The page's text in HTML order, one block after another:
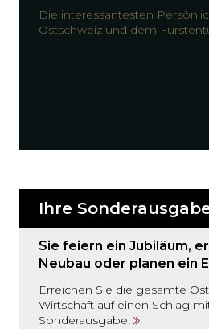
Die interessantesten
Ostschweiz und dem
Ihre
Sie feiern ein Jubiläum,
Neubau oder planen ein
Erreichen Sie die gesamte
Wirtschaft auf einen Schlag
Sonderausgabe!